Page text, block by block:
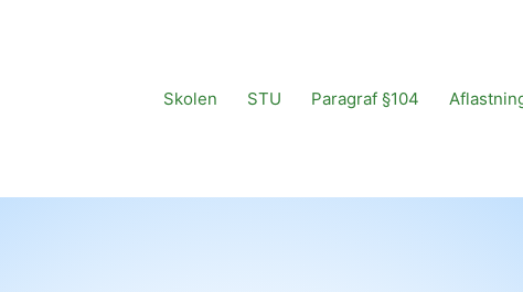
Skolen
STU Paragraf §104